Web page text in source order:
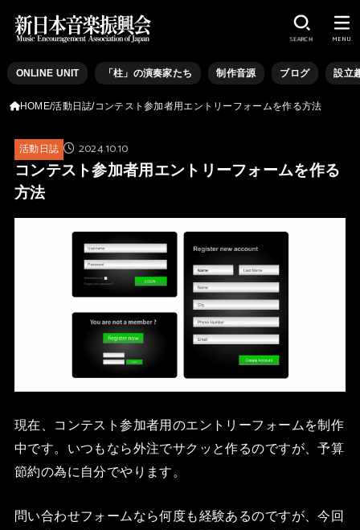
ONLINE UNIT 「柱」の演奏家たち 制作音源 ブログ 設立
SEARCH MENU
HOME 活動日誌 コンテスト参加者用エントリーフォームを作る方法
活動日誌 2024.10.10
コンテスト参加者用エントリーフォームを作る
方法
現在、コンテスト参加者用のエントリーフォームを制作
中です。いつもなら外注でサクッと作るのですが、予算
節約の為に自分でやります。
問い合わせフォームなら何度も経験あるのですが、今回